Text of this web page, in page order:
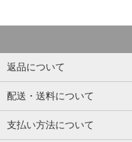
返品について
配送・送料について
支払い方法について